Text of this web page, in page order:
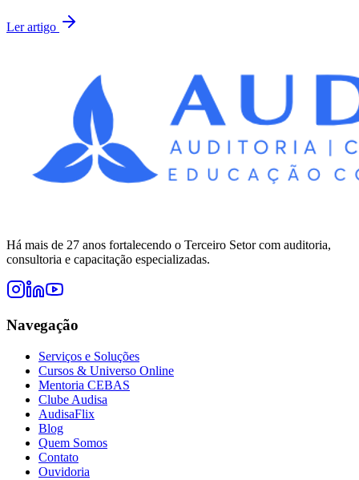
Ler artigo
Há mais de 27 anos fortalecendo o Terceiro Setor com auditoria,
consultoria e capacitação especializadas.
Navegação
Serviços e Soluções
Cursos & Universo Online
Mentoria CEBAS
Clube Audisa
AudisaFlix
Blog
Quem Somos
Contato
Ouvidoria